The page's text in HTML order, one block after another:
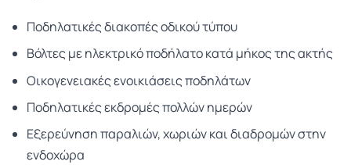
Ποδηλατικές διακοπές οδικού τύπου
Βόλτες με ηλεκτρικό ποδήλατο κατά μήκος της ακτής
Οικογενειακές ενοικιάσεις ποδηλάτων
Ποδηλατικές εκδρομές πολλών ημερών
Εξερεύνηση παραλιών, χωριών και διαδρομών στην
ενδοχώρα